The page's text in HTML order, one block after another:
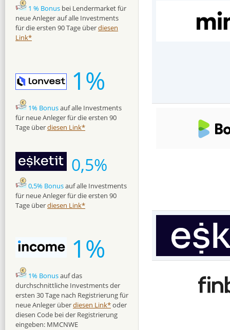
1 % Bonus bei Lendermarket für
neue Anleger auf alle Investments
für die ersten 90 Tage überdiesen
Link*
1%
1% Bonusauf alle Investments
für neue Anleger für die ersten 90
Tage überdiesen Link*
0,5%
0,5% Bonusauf alle Investments
für neue Anleger für die ersten 90
Tage überdiesen Link*
1%
1% Bonusauf das
durchschnittliche Investments der
ersten 30 Tage nach Registrierung für
neue Anleger überdiesen Link*oder
diesen Code bei der Registrierung
eingeben: MMCNWE